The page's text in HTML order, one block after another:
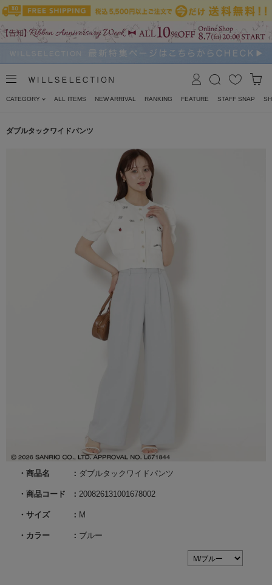
CATEGORY ALL ITEMS NEW ARRIVAL RANKING FEATURE STAFF SNAP
ダブルタックワイドパンツ
商品名 ダブルタックワイドパンツ
商品コード 200826131001678002
サイズ M
カラー ブルー